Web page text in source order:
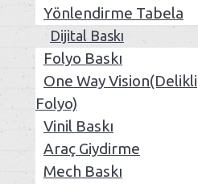
Yönlendirme Tabela
Dijital Baskı
Folyo Baskı
One Way Vision(Delikli
Folyo)
Vinil Baskı
Araç Giydirme
Mech Baskı